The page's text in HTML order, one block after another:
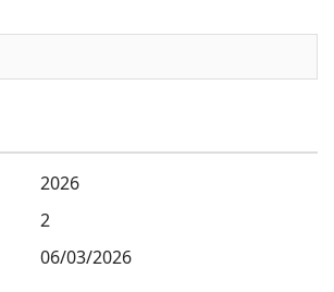
2026
2
06/03/2026